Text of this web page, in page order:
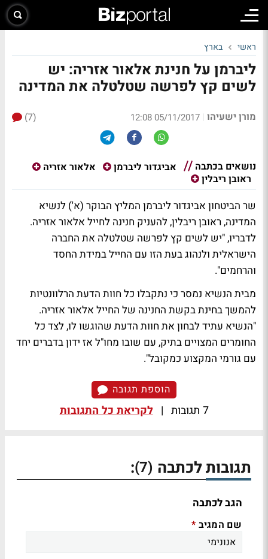
ראשי בארץ
ליברמן על חנינת אלאור אזריה: יש
לשים קץ לפרשה שטלטלה את המדינה
מורן ישעיהו |
05/11/2017 12:08
(7)
נושאים בכתבה אביגדור ליברמן
אלאור אזריה
ראובן ריבלין
שר הביטחון אביגדור ליברמן המליץ הבוקר (א') לנשיא
המדינה, ראובן ריבלין, להעניק חנינה לחייל אלאור אזריה.
לדבריו, "יש לשים קץ לפרשה שטלטלה את החברה
הישראלית ולנהוג בעת הזו עם החייל במידת החסד
והרחמים".
מבית הנשיא נמסר כי נתקבלו כל חוות הדעת הרלוונטיות
להמשך בחינת בקשת החנינה של החייל אלאור אזריה.
"הנשיא עתיד לבחון את חוות הדעת שהוגשו לו, לצד כל
החומרים המצויים בתיק, עם שובו מחו"ל אז ידון בדברים יחד
עם גורמי המקצוע כמקובל".
הוספת תגובה
7 תגובות | לקריאת כל התגובות
תגובות לכתבה (7)
:
הגב לכתבה
שם המגיב *